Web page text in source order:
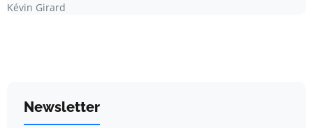
Kévin Girard
Newsletter